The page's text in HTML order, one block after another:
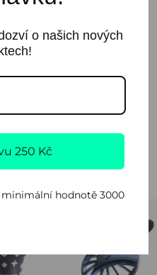
SPOLU
o našich nových
250 Kč
hodnotě 3000